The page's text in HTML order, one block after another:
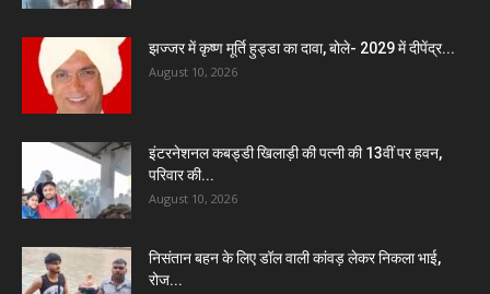
झज्जर में कृष्ण मूर्ति हुड्डा का दावा, बोले- 2029 में दीपेंद्र...
August 10, 2026
इंटरनेशनल कबड्डी खिलाड़ी की पत्नी की 13वीं पर हवन,
परिवार की...
August 10, 2026
निसंतान बहन के लिए डॉल वाली कांवड़ लेकर निकला भाई,
रोज...